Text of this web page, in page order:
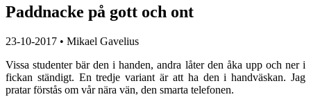
Paddnacke på gott och ont
23-10-2017 • Mikael Gavelius
Vissa studenter bär den i handen, andra låter den åka upp och ner i
fickan ständigt. En tredje variant är att ha den i handväskan. Jag
pratar förstås om vår nära vän, den smarta telefonen.